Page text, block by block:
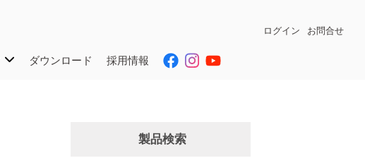
ログイン お問合せ
ダウンロード 採用情報
製品検索